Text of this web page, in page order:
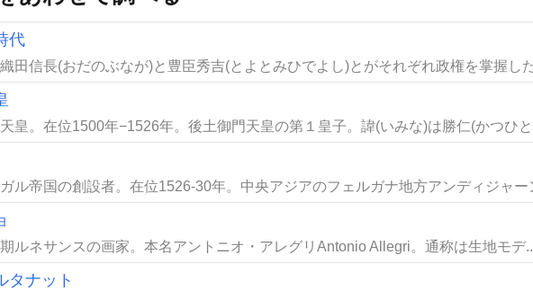
代
田信長(おだのぶなが)と豊臣秀吉(とよとみひでよし)とがそれぞれ政権を掌握し
皇。在位1500年−1526年。後土御門天皇の第１皇子。諱(いみな)は勝仁(かつひ
ル帝国の創設者。在位1526-30年。中央アジアのフェルガナ地方アンディジャー
ルネサンスの画家。本名アントニオ・アレグリAntonio Allegri。通称は生地モデ
タナット